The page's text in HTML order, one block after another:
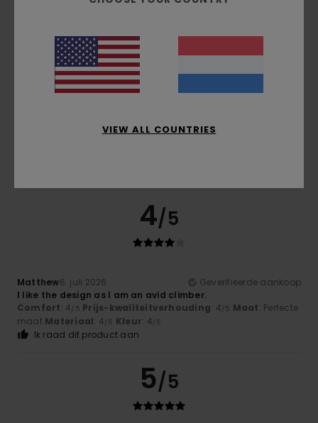
5 /5
4/5
Matthew6. juli 2026
Geverifieerde aankoop
I like the design as I am an avid climber.
Comfort: 4/5 Prijs-kwaliteitverhouding: 4/5 Maat: Perfecte
maat Materiaal: 4/5 Kleur: 4/5
Ik raad dit product aan
5/5
VIEW ALL COUNTRIES